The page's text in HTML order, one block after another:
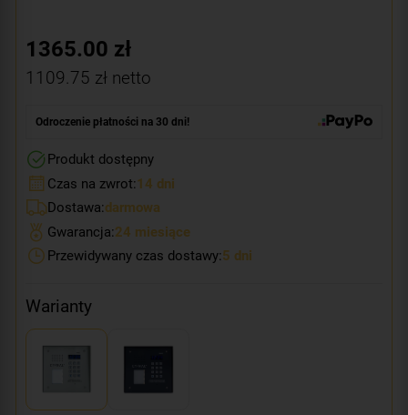
1365.00 zł
1109.75 zł netto
Odroczenie płatności na 30 dni!
Produkt dostępny
Czas na zwrot:14 dni
Dostawa:darmowa
Gwarancja:24 miesiące
Przewidywany czas dostawy:5 dni
Warianty